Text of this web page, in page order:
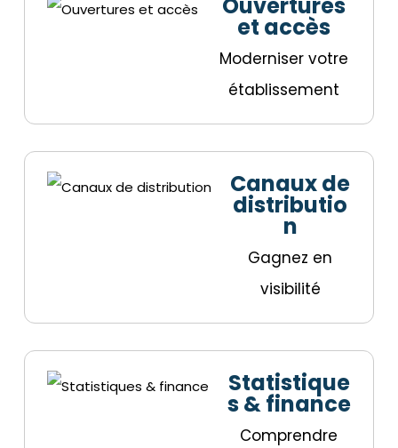
Ouvertures
et accès
Moderniser votre
établissement
Canaux de
distributio
n
Gagnez en
visibilité
Statistique
s & finance
Comprendre